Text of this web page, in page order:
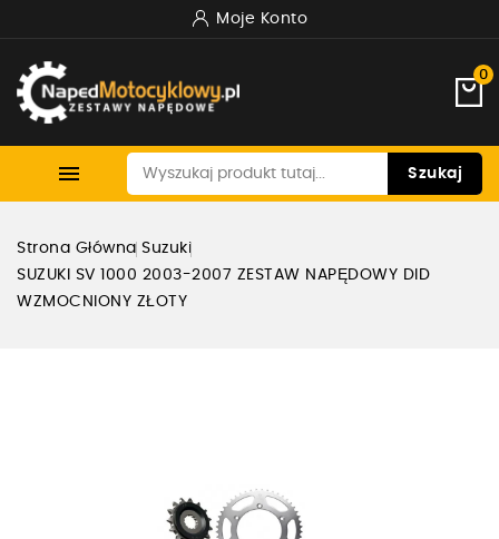
Moje Konto
0
 Szukaj
Strona Główna Suzuki
SUZUKI SV 1000 2003-2007 ZESTAW NAPĘDOWY DID
WZMOCNIONY ZŁOTY